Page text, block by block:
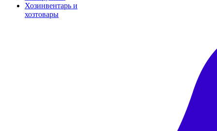
Хозинвентарь и
хозтовары